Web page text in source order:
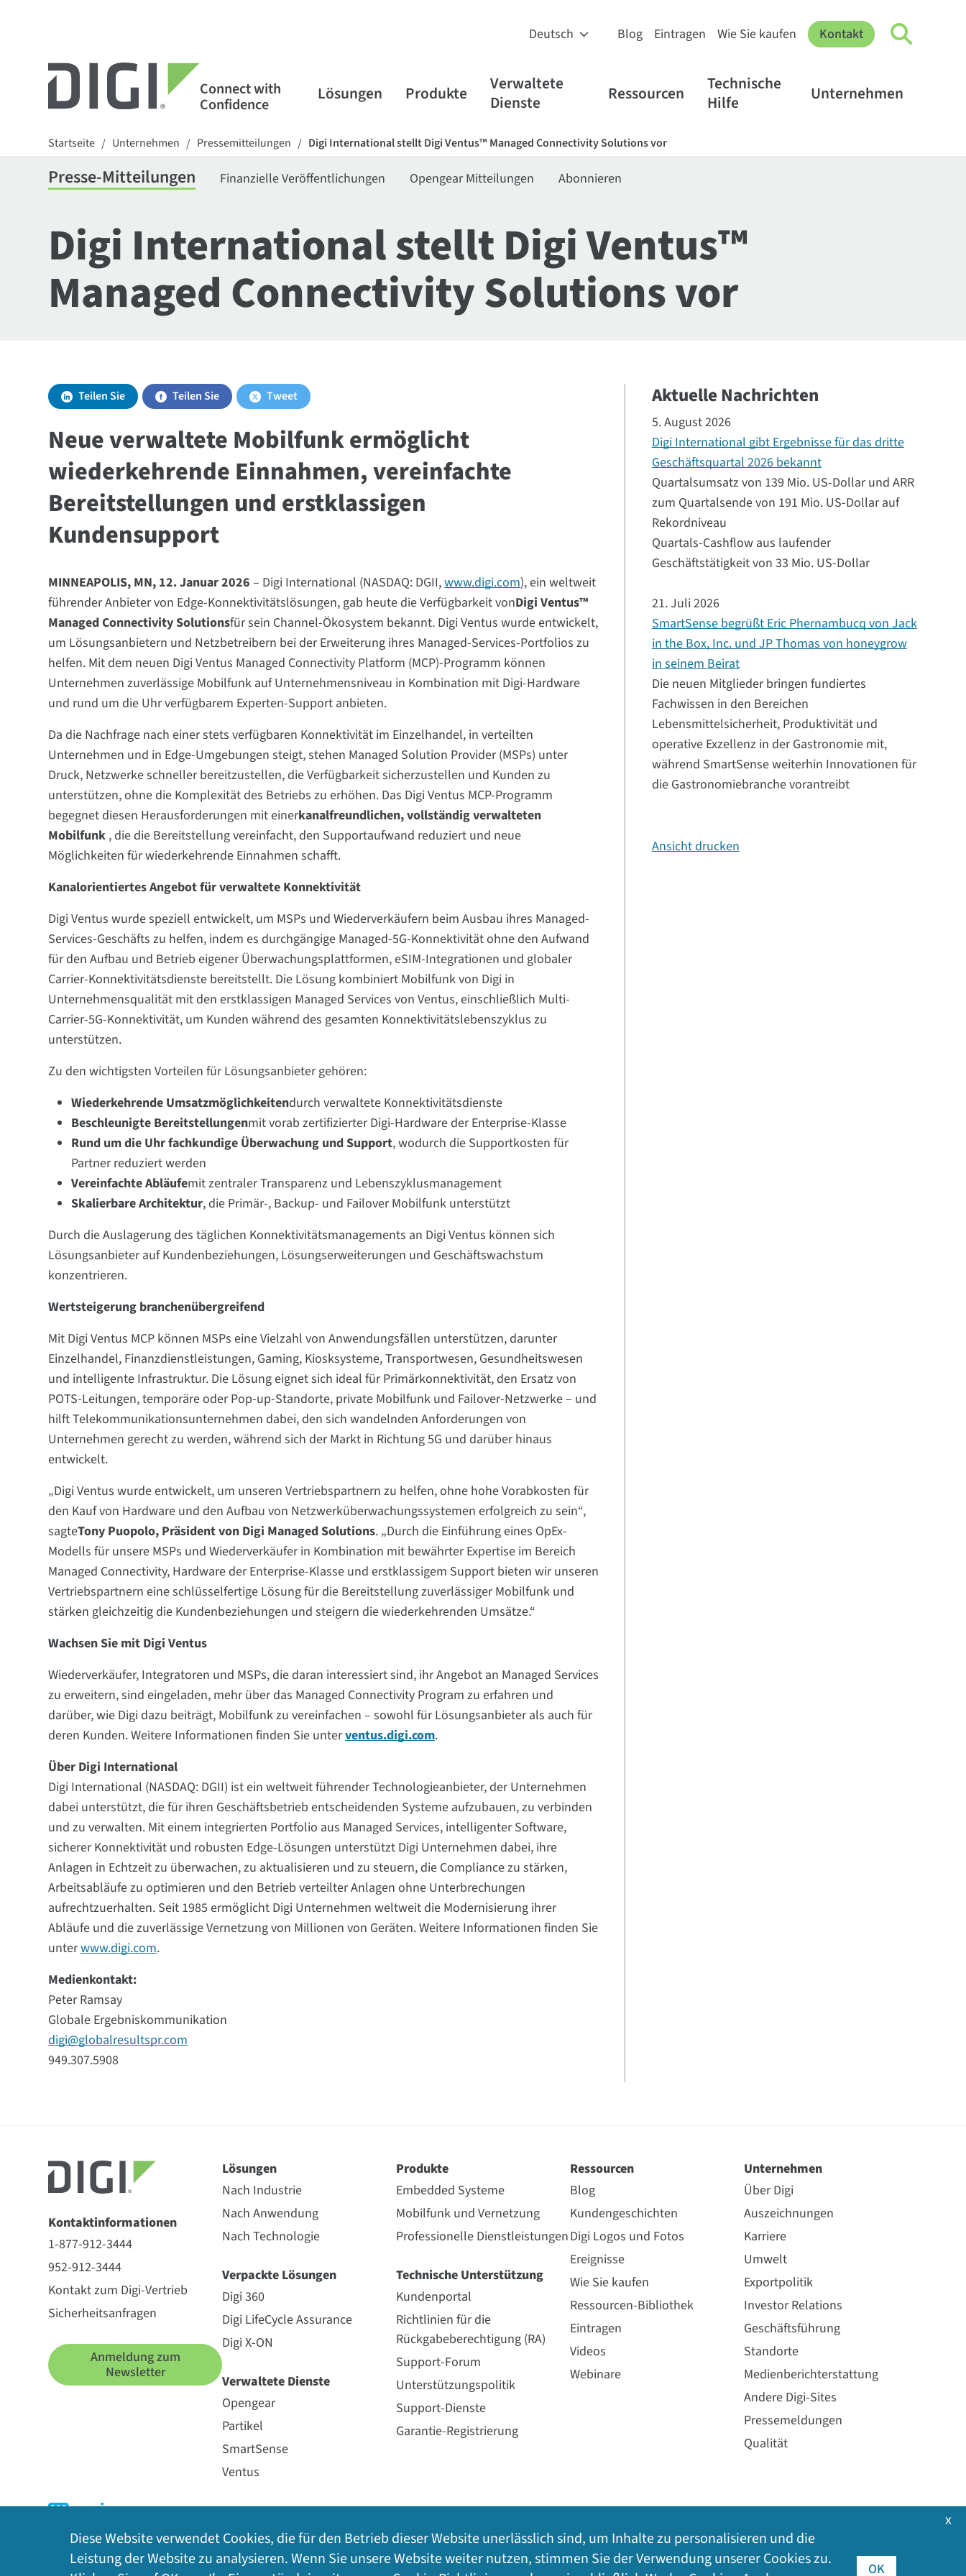
Connect with
Confidence
Blog Eintragen Wie Sie kaufen Kontakt
Lösungen Produkte
Verwaltete
Dienste
Ressourcen
Technische
Hilfe
Unternehmen
Startseite / Unternehmen / Pressemitteilungen / Digi International stellt Digi Ventus™ Managed Connectivity Solutions vor
Presse-Mitteilungen Finanzielle Veröffentlichungen Opengear Mitteilungen Abonnieren
Digi International stellt Digi Ventus™
Managed Connectivity Solutions vor
Teilen Sie Teilen Sie Tweet
Neue verwaltete Mobilfunk ermöglicht
wiederkehrende Einnahmen, vereinfachte
Bereitstellungen und erstklassigen
Kundensupport
MINNEAPOLIS, MN, 12. Januar 2026 – Digi International (NASDAQ: DGII,www.digi.com), ein weltweit
führender Anbieter von Edge-Konnektivitätslösungen, gab heute die Verfügbarkeit vonDigi Ventus™
Managed Connectivity Solutionsfür sein Channel-Ökosystem bekannt. Digi Ventus wurde entwickelt,
um Lösungsanbietern und Netzbetreibern bei der Erweiterung ihres Managed-Services-Portfolios zu
helfen. Mit dem neuen Digi Ventus Managed Connectivity Platform (MCP)-Programm können
Unternehmen zuverlässige Mobilfunk auf Unternehmensniveau in Kombination mit Digi-Hardware
und rund um die Uhr verfügbarem Experten-Support anbieten.
Da die Nachfrage nach einer stets verfügbaren Konnektivität im Einzelhandel, in verteilten
Unternehmen und in Edge-Umgebungen steigt, stehen Managed Solution Provider (MSPs) unter
Druck, Netzwerke schneller bereitzustellen, die Verfügbarkeit sicherzustellen und Kunden zu
unterstützen, ohne die Komplexität des Betriebs zu erhöhen. Das Digi Ventus MCP-Programm
begegnet diesen Herausforderungen mit einerkanalfreundlichen, vollständig verwalteten
Mobilfunk , die die Bereitstellung vereinfacht, den Supportaufwand reduziert und neue
Möglichkeiten für wiederkehrende Einnahmen schafft.
Kanalorientiertes Angebot für verwaltete Konnektivität
Digi Ventus wurde speziell entwickelt, um MSPs und Wiederverkäufern beim Ausbau ihres Managed-
Services-Geschäfts zu helfen, indem es durchgängige Managed-5G-Konnektivität ohne den Aufwand
für den Aufbau und Betrieb eigener Überwachungsplattformen, eSIM-Integrationen und globaler
Carrier-Konnektivitätsdienste bereitstellt. Die Lösung kombiniert Mobilfunk von Digi in
Unternehmensqualität mit den erstklassigen Managed Services von Ventus, einschließlich Multi-
Carrier-5G-Konnektivität, um Kunden während des gesamten Konnektivitätslebenszyklus zu
unterstützen.
Zu den wichtigsten Vorteilen für Lösungsanbieter gehören:
Wiederkehrende Umsatzmöglichkeitendurch verwaltete Konnektivitätsdienste
Beschleunigte Bereitstellungenmit vorab zertifizierter Digi-Hardware der Enterprise-Klasse
Rund um die Uhr fachkundige Überwachung und Support, wodurch die Supportkosten für
Partner reduziert werden
Vereinfachte Abläufemit zentraler Transparenz und Lebenszyklusmanagement
Skalierbare Architektur, die Primär-, Backup- und Failover Mobilfunk unterstützt
Durch die Auslagerung des täglichen Konnektivitätsmanagements an Digi Ventus können sich
Lösungsanbieter auf Kundenbeziehungen, Lösungserweiterungen und Geschäftswachstum
konzentrieren.
Wertsteigerung branchenübergreifend
Mit Digi Ventus MCP können MSPs eine Vielzahl von Anwendungsfällen unterstützen, darunter
Einzelhandel, Finanzdienstleistungen, Gaming, Kiosksysteme, Transportwesen, Gesundheitswesen
und intelligente Infrastruktur. Die Lösung eignet sich ideal für Primärkonnektivität, den Ersatz von
POTS-Leitungen, temporäre oder Pop-up-Standorte, private Mobilfunk und Failover-Netzwerke – und
hilft Telekommunikationsunternehmen dabei, den sich wandelnden Anforderungen von
Unternehmen gerecht zu werden, während sich der Markt in Richtung 5G und darüber hinaus
entwickelt.
„Digi Ventus wurde entwickelt, um unseren Vertriebspartnern zu helfen, ohne hohe Vorabkosten für
den Kauf von Hardware und den Aufbau von Netzwerküberwachungssystemen erfolgreich zu sein“,
sagteTony Puopolo, Präsident von Digi Managed Solutions. „Durch die Einführung eines OpEx-
Modells für unsere MSPs und Wiederverkäufer in Kombination mit bewährter Expertise im Bereich
Managed Connectivity, Hardware der Enterprise-Klasse und erstklassigem Support bieten wir unseren
Vertriebspartnern eine schlüsselfertige Lösung für die Bereitstellung zuverlässiger Mobilfunk und
stärken gleichzeitig die Kundenbeziehungen und steigern die wiederkehrenden Umsätze.“
Wachsen Sie mit Digi Ventus
Wiederverkäufer, Integratoren und MSPs, die daran interessiert sind, ihr Angebot an Managed Services
zu erweitern, sind eingeladen, mehr über das Managed Connectivity Program zu erfahren und
darüber, wie Digi dazu beiträgt, Mobilfunk zu vereinfachen – sowohl für Lösungsanbieter als auch für
deren Kunden. Weitere Informationen finden Sie unterventus.digi.com.
Über Digi International
Digi International (NASDAQ: DGII) ist ein weltweit führender Technologieanbieter, der Unternehmen
dabei unterstützt, die für ihren Geschäftsbetrieb entscheidenden Systeme aufzubauen, zu verbinden
und zu verwalten. Mit einem integrierten Portfolio aus Managed Services, intelligenter Software,
sicherer Konnektivität und robusten Edge-Lösungen unterstützt Digi Unternehmen dabei, ihre
Anlagen in Echtzeit zu überwachen, zu aktualisieren und zu steuern, die Compliance zu stärken,
Arbeitsabläufe zu optimieren und den Betrieb verteilter Anlagen ohne Unterbrechungen
aufrechtzuerhalten. Seit 1985 ermöglicht Digi Unternehmen weltweit die Modernisierung ihrer
Abläufe und die zuverlässige Vernetzung von Millionen von Geräten. Weitere Informationen finden Sie
unterwww.digi.com.
Medienkontakt:
Peter Ramsay
Globale Ergebniskommunikation
digi@globalresultspr.com
949.307.5908
Aktuelle Nachrichten
5. August 2026
Digi International gibt Ergebnisse für das dritte
Geschäftsquartal 2026 bekannt
Quartalsumsatz von 139 Mio. US-Dollar und ARR
zum Quartalsende von 191 Mio. US-Dollar auf
Rekordniveau
Quartals-Cashflow aus laufender
Geschäftstätigkeit von 33 Mio. US-Dollar
21. Juli 2026
SmartSense begrüßt Eric Phernambucq von Jack
in the Box, Inc. und JP Thomas von honeygrow
in seinem Beirat
Die neuen Mitglieder bringen fundiertes
Fachwissen in den Bereichen
Lebensmittelsicherheit, Produktivität und
operative Exzellenz in der Gastronomie mit,
während SmartSense weiterhin Innovationen für
die Gastronomiebranche vorantreibt
Ansicht drucken
Kontaktinformationen
1-877-912-3444
952-912-3444
Kontakt zum Digi-Vertrieb
Sicherheitsanfragen
Anmeldung zum
Newsletter
Lösungen
Nach Industrie
Nach Anwendung
Nach Technologie
Verpackte Lösungen
Digi 360
Digi LifeCycle Assurance
Digi X-ON
Verwaltete Dienste
Opengear
Partikel
SmartSense
Ventus
Produkte
Embedded Systeme
Mobilfunk und Vernetzung
Professionelle Dienstleistungen
Technische Unterstützung
Kundenportal
Richtlinien für die
Rückgabeberechtigung (RA)
Support-Forum
Unterstützungspolitik
Support-Dienste
Garantie-Registrierung
Ressourcen
Blog
Kundengeschichten
Digi Logos und Fotos
Ereignisse
Wie Sie kaufen
Ressourcen-Bibliothek
Eintragen
Videos
Webinare
Unternehmen
Über Digi
Auszeichnungen
Karriere
Umwelt
Exportpolitik
Investor Relations
Geschäftsführung
Standorte
Medienberichterstattung
Andere Digi-Sites
Pressemeldungen
Qualität
Diese Website verwendet Cookies, die für den Betrieb dieser Website unerlässlich sind, um Inhalte zu personalisieren und die
Leistung der Website zu analysieren. Wenn Sie unsere Website weiter nutzen, stimmen Sie der Verwendung unserer Cookies zu.
OK
x